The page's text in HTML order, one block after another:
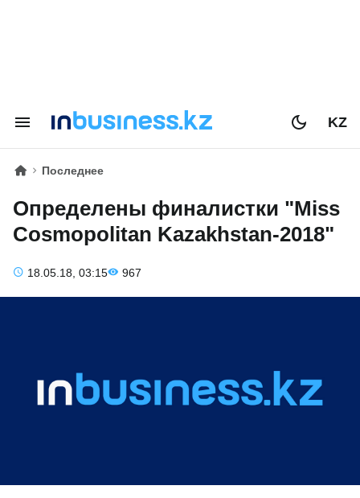
KZ
Последнее
Определены финалистки "Miss
Cosmopolitan Kazakhstan-2018"
18.05.18, 03:15 967